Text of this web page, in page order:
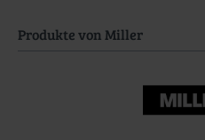
Produkte von Miller